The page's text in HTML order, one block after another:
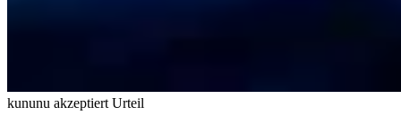
kununu akzeptiert Urteil